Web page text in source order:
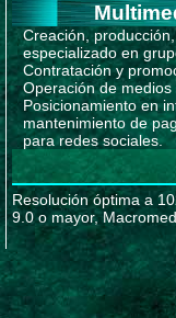
Creación,
especializado en
Contratación y
Operación de medios
Posicionamiento en
mantenimiento de
para redes sociales.
Resolución óptima a
9.0 o mayor,